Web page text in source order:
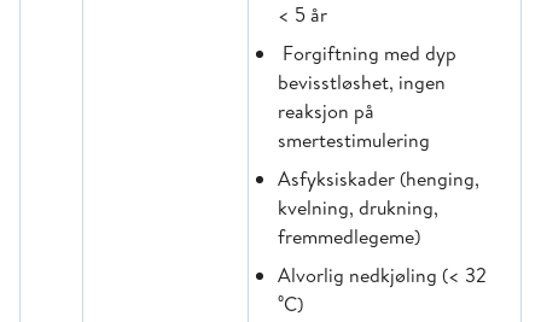
< 5 år
Forgiftning med dyp
bevisstløshet, ingen
reaksjon på
smertestimulering
Asfyksiskader (henging,
kvelning, drukning,
fremmedlegeme)
Alvorlig nedkjøling (< 32
⁰C)